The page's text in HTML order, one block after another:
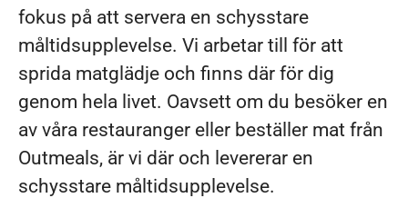
fokus på att servera en schysstare
måltidsupplevelse. Vi arbetar till för att
sprida matglädje och finns där för dig
genom hela livet. Oavsett om du besöker en
av våra restauranger eller beställer mat från
Outmeals, är vi där och levererar en
schysstare måltidsupplevelse.